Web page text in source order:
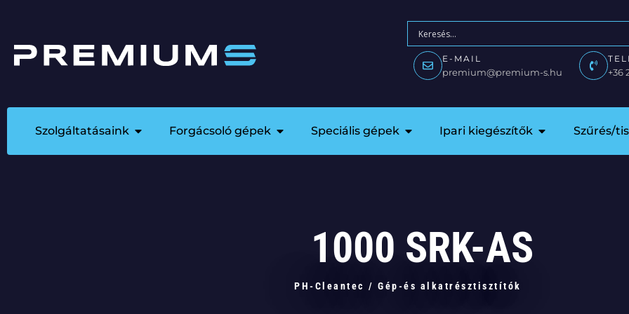
E-MAIL
premium@premium-s.hu +36
Szolgáltatásaink Forgácsoló gépek Speciális gépek Ipari kiegészítők Szűrés/
1000 SRK-AS
PH-Cleantec / Gép-és alkatrésztisztítók